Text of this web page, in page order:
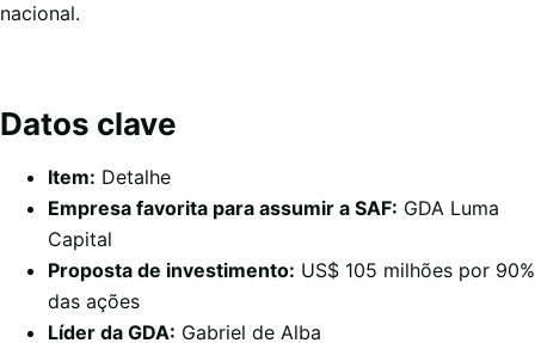
nacional.
Datos clave
Item: Detalhe
Empresa favorita para assumir a SAF: GDA Luma
Capital
Proposta de investimento: US$ 105 milhões por 90%
das ações
Líder da GDA: Gabriel de Alba